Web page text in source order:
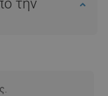
την